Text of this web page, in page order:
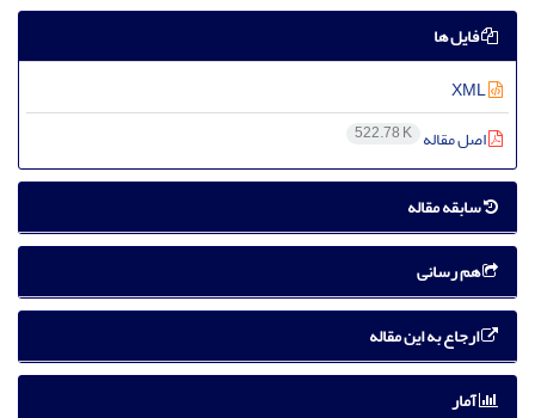
فایل ها
اصل مقاله 522.78 K
سابقه مقاله
هم رسانی
ارجاع به این مقاله
آمار